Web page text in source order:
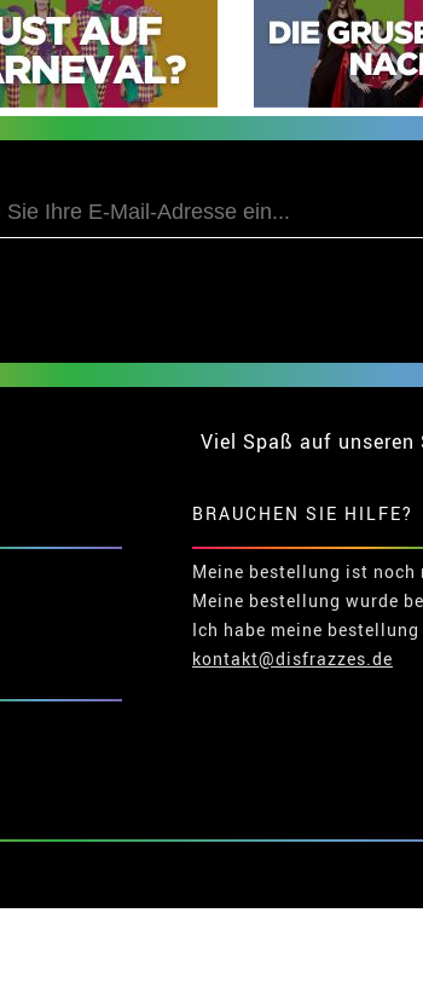
Viel Spaß auf unseren
BRAUCHEN SIE HILFE?
Meine bestellung ist
Meine bestellung wurde
Ich habe meine
kontakt@disfrazzes.de